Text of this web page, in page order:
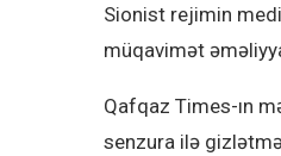
Sionist rejimin
müqavimət
Qafqaz Times-ın
senzura ilə